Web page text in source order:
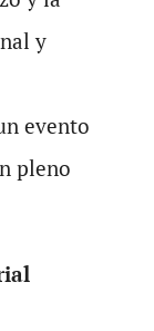
y
evento
pleno